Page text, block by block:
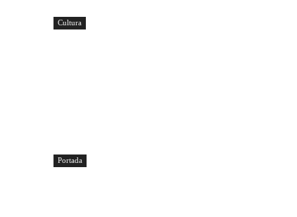
Cultura
Portada